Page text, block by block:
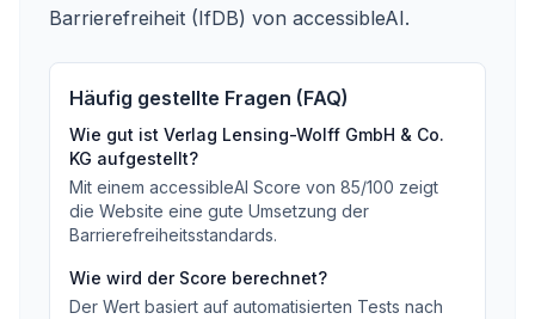
Barrierefreiheit (IfDB) von accessibleAI.
Häufig gestellte Fragen (FAQ)
Wie gut ist Verlag Lensing-Wolff GmbH & Co.
KG aufgestellt?
Mit einem accessibleAI Score von 85/100 zeigt
die Website eine gute Umsetzung der
Barrierefreiheitsstandards.
Wie wird der Score berechnet?
Der Wert basiert auf automatisierten Tests nach